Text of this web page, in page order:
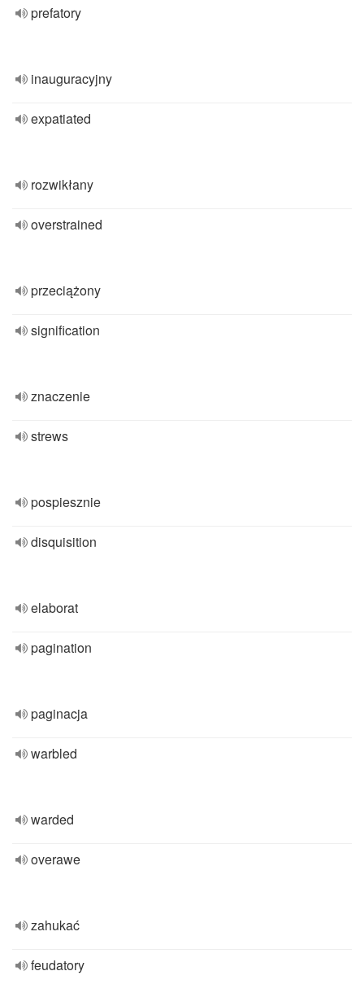
prefatory
inauguracyjny
expatiated
rozwikłany
overstrained
przeciążony
signification
znaczenie
strews
pospiesznie
disquisition
elaborat
pagination
paginacja
warbled
warded
overawe
zahukać
feudatory